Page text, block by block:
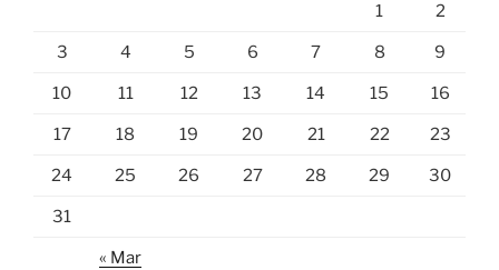
1 2
3 4 5 6 7 8 9
10 11 12 13 14 15 16
17 18 19 20 21 22 23
24 25 26 27 28 29 30
31
« Mar